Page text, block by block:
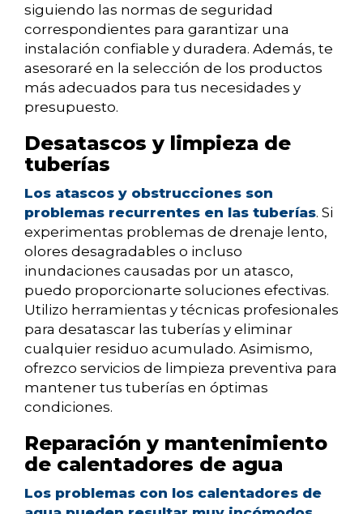
siguiendo las normas de seguridad
correspondientes para garantizar una
instalación confiable y duradera. Además, te
asesoraré en la selección de los productos
más adecuados para tus necesidades y
presupuesto.
Desatascos y limpieza de
tuberías
Los atascos y obstrucciones son
problemas recurrentes en las tuberías. Si
experimentas problemas de drenaje lento,
olores desagradables o incluso
inundaciones causadas por un atasco,
puedo proporcionarte soluciones efectivas.
Utilizo herramientas y técnicas profesionales
para desatascar las tuberías y eliminar
cualquier residuo acumulado. Asimismo,
ofrezco servicios de limpieza preventiva para
mantener tus tuberías en óptimas
condiciones.
Reparación y mantenimiento
de calentadores de agua
Los problemas con los calentadores de